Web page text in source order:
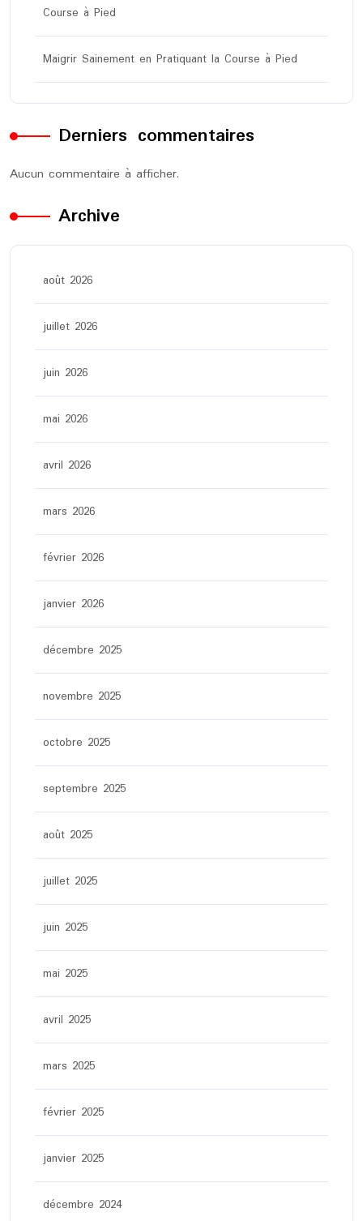
Course à Pied
Maigrir Sainement en Pratiquant la Course à Pied
Derniers commentaires
Aucun commentaire à afficher.
Archive
août 2026
juillet 2026
juin 2026
mai 2026
avril 2026
mars 2026
février 2026
janvier 2026
décembre 2025
novembre 2025
octobre 2025
septembre 2025
août 2025
juillet 2025
juin 2025
mai 2025
avril 2025
mars 2025
février 2025
janvier 2025
décembre 2024